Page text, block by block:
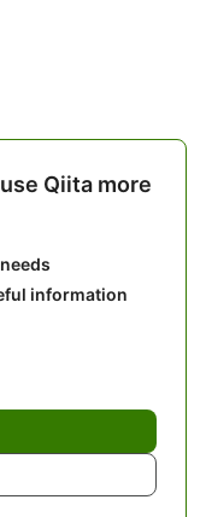
Qiita more
information